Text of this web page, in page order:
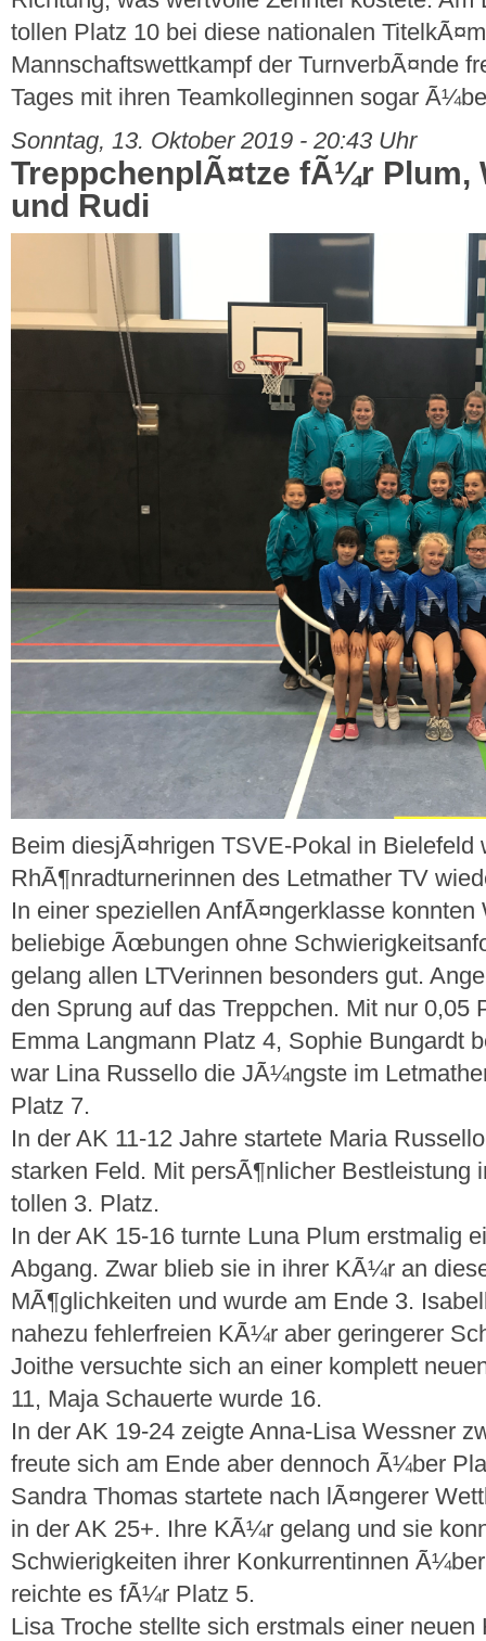
tollen Platz 10 bei diese nationalen
Mannschaftswettkampf der TurnverbÃ¤nde
Tages mit ihren Teamkolleginnen sogar
Sonntag, 13. Oktober 2019 - 20:43 Uhr
TreppchenplÃ¤tze fÃ¼r Plum,
und Rudi
Beim diesjÃ¤hrigen TSVE-Pokal in Bielefeld
RhÃ¶nradturnerinnen des Letmather TV
In einer speziellen AnfÃ¤ngerklasse konnten
beliebige Ãœbungen ohne
gelang allen LTVerinnen besonders gut.
den Sprung auf das Treppchen. Mit nur 0,05
Emma Langmann Platz 4, Sophie Bungardt
war Lina Russello die JÃ¼ngste im
Platz 7.
In der AK 11-12 Jahre startete Maria
starken Feld. Mit persÃ¶nlicher
tollen 3. Platz.
In der AK 15-16 turnte Luna Plum erstmalig
Abgang. Zwar blieb sie in ihrer KÃ¼r an
MÃ¶glichkeiten und wurde am Ende 3.
nahezu fehlerfreien KÃ¼r aber geringerer
Joithe versuchte sich an einer komplett
11, Maja Schauerte wurde 16.
In der AK 19-24 zeigte Anna-Lisa Wessner
freute sich am Ende aber dennoch Ã¼ber
Sandra Thomas startete nach lÃ¤ngerer
in der AK 25+. Ihre KÃ¼r gelang und sie
Schwierigkeiten ihrer Konkurrentinnen
reichte es fÃ¼r Platz 5.
Lisa Troche stellte sich erstmals einer